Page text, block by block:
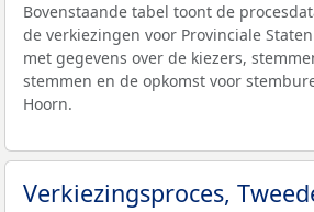
Bovenstaande tabel toont de
de verkiezingen voor Provinciale
met gegevens over de kiezers,
stemmen en de opkomst voor
Hoorn.
Verkiezingsproces,